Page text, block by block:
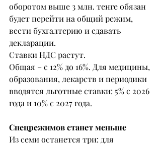
оборотом выше 3 млн. тенге обязан
будет перейти на общий режим,
вести бухгалтерию и сдавать
декларации.
Ставки НДС растут.
Общая – с 12% до 16%. Для медицины,
образования, лекарств и периодики
вводятся льготные ставки: 5% с 2026
года и 10% с 2027 года.
Спецрежимов станет меньше
Из семи останется три: для